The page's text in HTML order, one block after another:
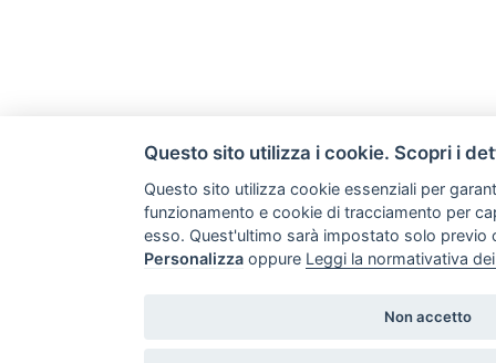
Questo sito utilizza i cookie. Scopri i
Questo sito utilizza cookie essenziali per
funzionamento e cookie di tracciamento per
esso. Quest'ultimo sarà impostato solo previo
Personalizza oppure Leggi la normativativa
Non accetto